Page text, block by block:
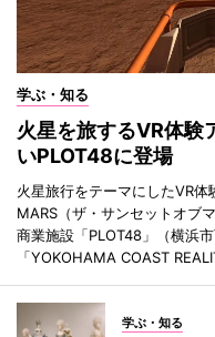
学ぶ・知る
火星を旅するVR体
いPLOT48に登場
火星旅行をテーマにしたVR
MARS（ザ・サンセットオブ
商業施設「PLOT48」（横浜
「YOKOHAMA COAST
学ぶ・知る